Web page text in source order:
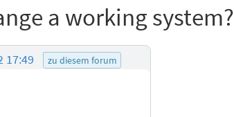
a working system?
17:49 zu diesem forum